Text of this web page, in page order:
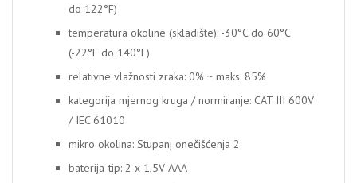
do 122°F)
temperatura okoline (skladište): -30°C do 60°C
(-22°F do 140°F)
relativne vlažnosti zraka: 0% ~ maks. 85%
kategorija mjernog kruga / normiranje: CAT III 600V
/ IEC 61010
mikro okolina: Stupanj onečišćenja 2
baterija-tip: 2 x 1,5V AAA